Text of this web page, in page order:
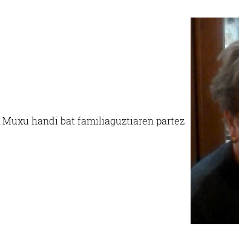
Muxu handi bat familiaguztiaren partez